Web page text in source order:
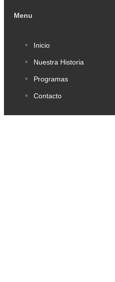
Menu
Inicio
Nuestra Historia
Programas
Contacto